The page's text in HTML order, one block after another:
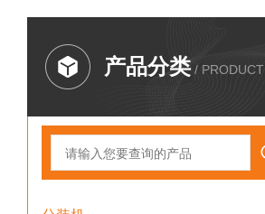
产品分类 / PRODUCT